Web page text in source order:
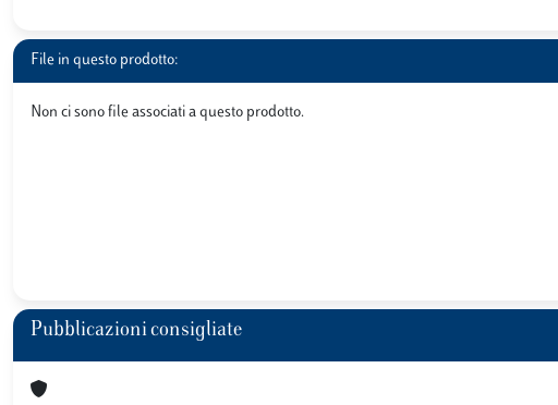
File in questo prodotto:
Non ci sono file associati a questo prodotto.
Pubblicazioni consigliate